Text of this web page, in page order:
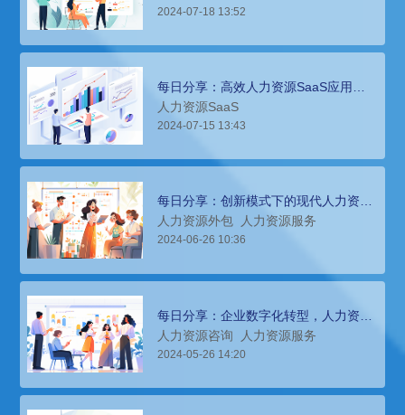
2024-07-18 13:52
每日分享：高效人力资源SaaS应用策
略
人力资源SaaS
2024-07-15 13:43
每日分享：创新模式下的现代人力资源
服务解析
人力资源外包 人力资源服务
2024-06-26 10:36
每日分享：企业数字化转型，人力资源
咨询助力提升管理效能与人才竞争力
人力资源咨询 人力资源服务
2024-05-26 14:20